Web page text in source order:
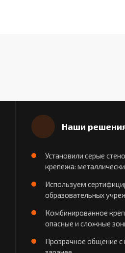
Наши
Установили серые
крепежа:
Используем
образовательных
Комбинированное
опасные и сложные
Прозрачное общение